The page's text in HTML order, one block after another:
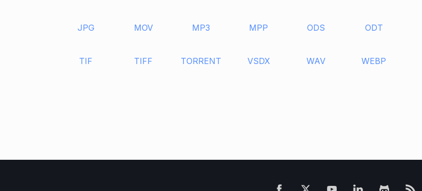
JPG MOV MP3 MPP ODS ODT
TIF TIFF TORRENT VSDX WAV WEBP